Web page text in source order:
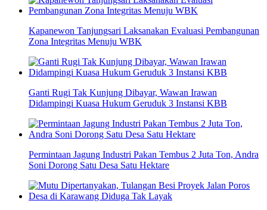
Kapanewon Tanjungsari Laksanakan Evaluasi Pembangunan
Zona Integritas Menuju WBK
Ganti Rugi Tak Kunjung Dibayar, Wawan Irawan
Didampingi Kuasa Hukum Geruduk 3 Instansi KBB
Permintaan Jagung Industri Pakan Tembus 2 Juta Ton, Andra
Soni Dorong Satu Desa Satu Hektare